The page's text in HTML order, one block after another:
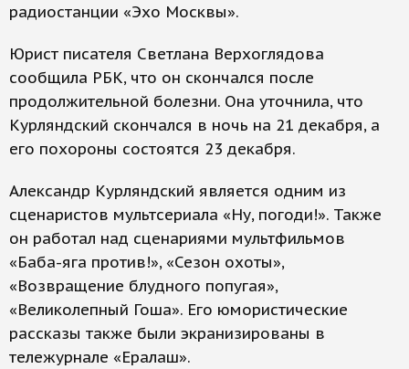
радиостанции «Эхо Москвы».
Юрист писателя Светлана Верхоглядова
сообщила РБК, что он скончался после
продолжительной болезни. Она уточнила, что
Курляндский скончался в ночь на 21 декабря, а
его похороны состоятся 23 декабря.
Александр Курляндский является одним из
сценаристов мультсериала «Ну, погоди!». Также
он работал над сценариями мультфильмов
«Баба-яга против!», «Сезон охоты»,
«Возвращение блудного попугая»,
«Великолепный Гоша». Его юмористические
рассказы также были экранизированы в
тележурнале «Ералаш».